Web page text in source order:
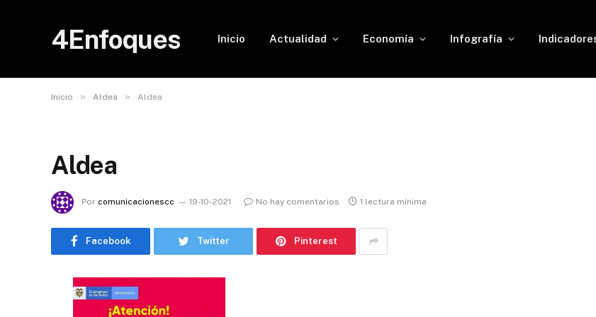
4Enfoques Inicio Actualidad Economía Infografía
Inicio » Aldea » Aldea
Aldea
Por comunicacionescc 19-10-2021 No hay comentarios 1 lectura mínima
Facebook Twitter Pinterest